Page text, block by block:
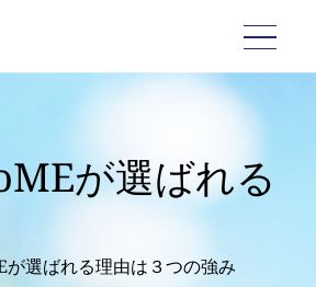
MENU
が選ばれる
選ばれる理由は３つの強み